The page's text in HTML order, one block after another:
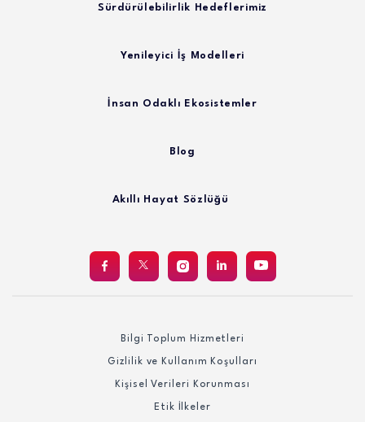
Sürdürülebilirlik Hedeflerimiz
Yenileyici İş Modelleri
İnsan Odaklı Ekosistemler
Blog
Akıllı Hayat Sözlüğü
Bilgi Toplum Hizmetleri
Gizlilik ve Kullanım Koşulları
Kişisel Verileri Korunması
Etik İlkeler